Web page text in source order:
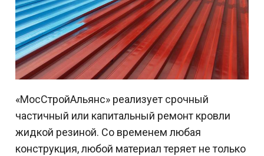
«МосСтройАльянс» реализует срочный
частичный или капитальный ремонт кровли
жидкой резиной. Со временем любая
конструкция, любой материал теряет не только